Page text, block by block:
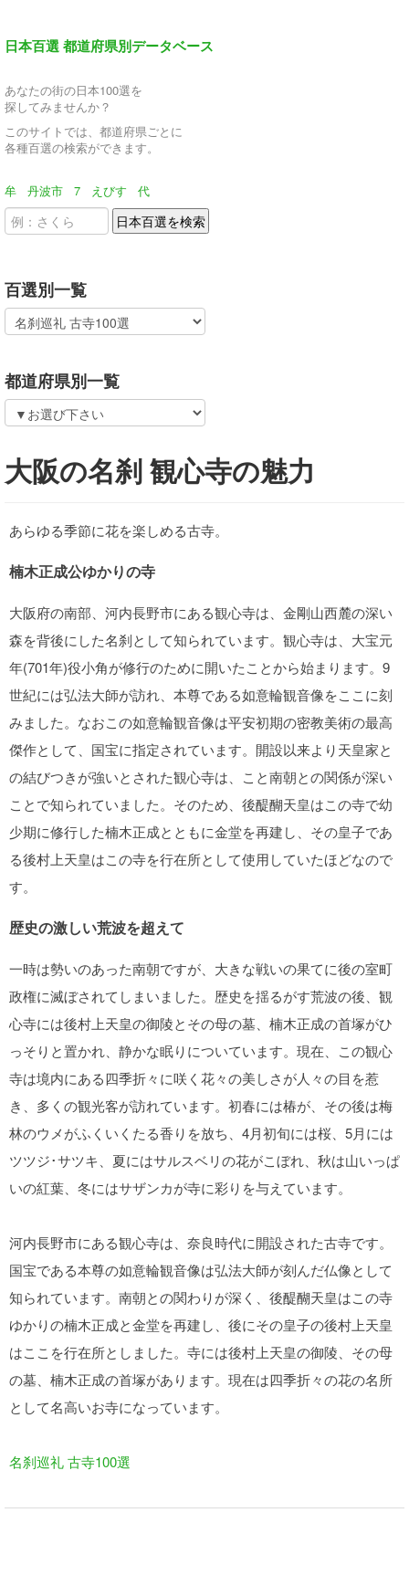
日本百選 都道府県別データベース
あなたの街の日本100選を
探してみませんか？
このサイトでは、都道府県ごとに
各種百選の検索ができます。
牟 丹波市 7 えびす 代
百選別一覧
都道府県別一覧
大阪の名刹 観心寺の魅力
あらゆる季節に花を楽しめる古寺。
楠木正成公ゆかりの寺
大阪府の南部、河内長野市にある観心寺は、金剛山西麓の深い
森を背後にした名刹として知られています。観心寺は、大宝元
年(701年)役小角が修行のために開いたことから始まります。9
世紀には弘法大師が訪れ、本尊である如意輪観音像をここに刻
みました。なおこの如意輪観音像は平安初期の密教美術の最高
傑作として、国宝に指定されています。開設以来より天皇家と
の結びつきが強いとされた観心寺は、こと南朝との関係が深い
ことで知られていました。そのため、後醍醐天皇はこの寺で幼
少期に修行した楠木正成とともに金堂を再建し、その皇子であ
る後村上天皇はこの寺を行在所として使用していたほどなので
す。
歴史の激しい荒波を超えて
一時は勢いのあった南朝ですが、大きな戦いの果てに後の室町
政権に滅ぼされてしまいました。歴史を揺るがす荒波の後、観
心寺には後村上天皇の御陵とその母の墓、楠木正成の首塚がひ
っそりと置かれ、静かな眠りについています。現在、この観心
寺は境内にある四季折々に咲く花々の美しさが人々の目を惹
き、多くの観光客が訪れています。初春には椿が、その後は梅
林のウメがふくいくたる香りを放ち、4月初旬には桜、5月には
ツツジ･サツキ、夏にはサルスベリの花がこぼれ、秋は山いっぱ
いの紅葉、冬にはサザンカが寺に彩りを与えています。
河内長野市にある観心寺は、奈良時代に開設された古寺です。
国宝である本尊の如意輪観音像は弘法大師が刻んだ仏像として
知られています。南朝との関わりが深く、後醍醐天皇はこの寺
ゆかりの楠木正成と金堂を再建し、後にその皇子の後村上天皇
はここを行在所としました。寺には後村上天皇の御陵、その母
の墓、楠木正成の首塚があります。現在は四季折々の花の名所
として名高いお寺になっています。
名刹巡礼 古寺100選